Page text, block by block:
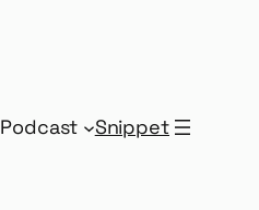
Podcast Snippet